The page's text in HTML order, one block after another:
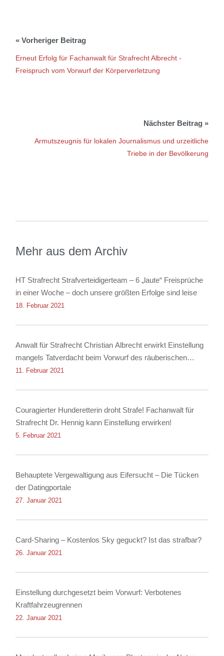
Erneut Erfolg für Fachanwalt für Strafrecht Albrecht -
Freispruch vom Vorwurf der Körperverletzung
Armutszeugnis für lokalen Journalismus und urzeitliche
Triebe in der Bevölkerung
Mehr aus dem Archiv
HT Strafrecht Strafverteidigerteam – 6 „laute“ Freisprüche
in einer Woche – doch unsere größten Erfolge sind leise
18. Februar 2021
Anwalt für Strafrecht Christian Albrecht erwirkt Einstellung
mangels Tatverdacht beim Vorwurf des räuberischen
Diebstahls sowie der Körperverletzung
11. Februar 2021
Couragierter Hunderetterin droht Strafe! Fachanwalt für
Strafrecht Dr. Hennig kann Einstellung erwirken!
5. Februar 2021
Behauptete Vergewaltigung aus Eifersucht – Die Tücken
der Datingportale
27. Januar 2021
Card-Sharing – Kostenlos Sky geguckt? Ist das strafbar?
26. Januar 2021
Einstellung durchgesetzt beim Vorwurf: Verbotenes
Kraftfahrzeugrennen
22. Januar 2021